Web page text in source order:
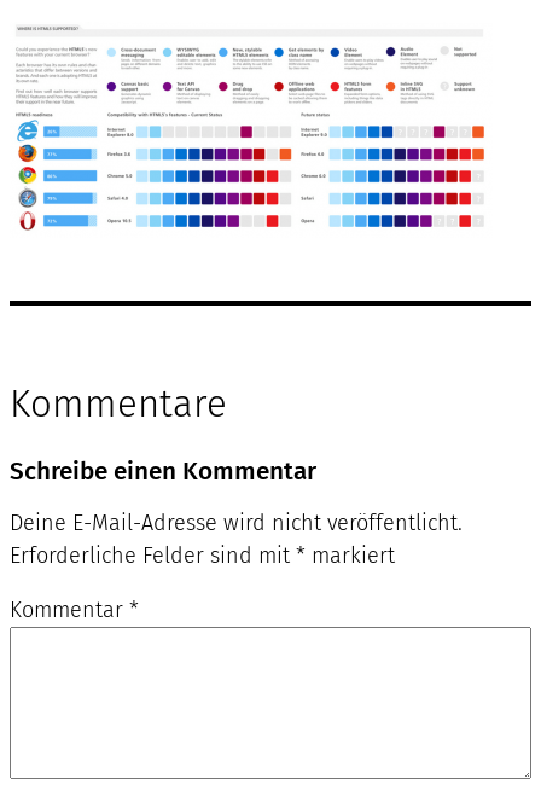
Kommentare
Schreibe einen Kommentar
Deine E-Mail-Adresse wird nicht veröffentlicht.
Erforderliche Felder sind mit * markiert
Kommentar *